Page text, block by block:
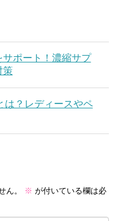
ポート！濃縮サプ
策
は？レディースやペ
ん。 ※ が付いている欄は必